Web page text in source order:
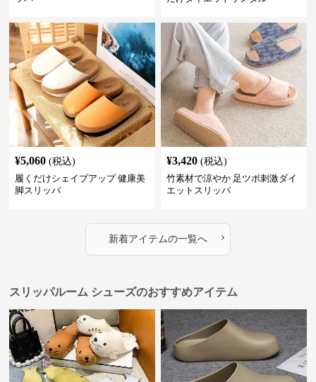
¥5,060 (税込)
履くだけシェイプアップ 健康美
脚スリッパ
¥3,420 (税込)
竹素材で涼やか 足ツボ刺激ダイ
エットスリッパ
新着アイテムの一覧へ ›
スリッパルーム シューズのおすすめアイテム